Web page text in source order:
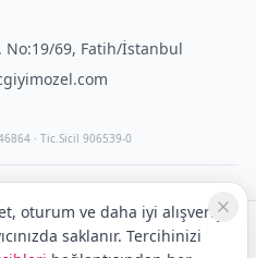
No:19/69, Fatih/İstanbul
· Tic.Sicil 906539-0
oturum ve daha iyi alışveriş
saklanır. Tercihinizi